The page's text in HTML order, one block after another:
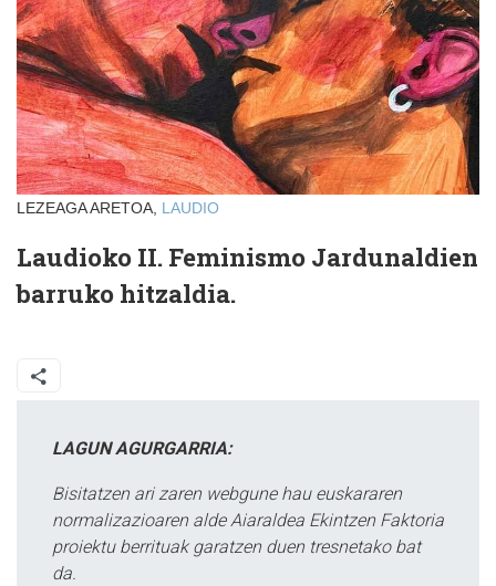
LEZEAGA ARETOA, LAUDIO
Laudioko II. Feminismo Jardunaldien
barruko hitzaldia.
LAGUN AGURGARRIA:
Bisitatzen ari zaren webgune hau euskararen
normalizazioaren alde Aiaraldea Ekintzen Faktoria
proiektu berrituak garatzen duen tresnetako bat
da.